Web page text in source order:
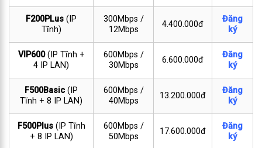
F200PLus (IP
Tĩnh)
300Mbps /
12Mbps
4.400.000đ
Đăng
ký
VIP600(IP Tĩnh +
4 IP LAN)
600Mbps /
30Mbps
6.600.000đ
Đăng
ký
F500Basic (IP
Tĩnh + 8 IP LAN)
600Mbps /
40Mbps
13.200.000đ
Đăng
ký
F500Plus(IP Tĩnh
+ 8 IP LAN)
600Mbps /
50Mbps
17.600.000đ
Đăng
ký